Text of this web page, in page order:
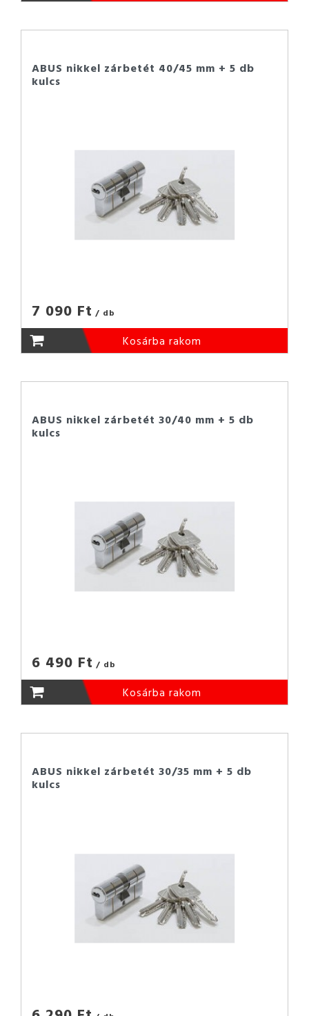
ABUS nikkel zárbetét 40/45 mm + 5 db
kulcs
7 090 Ft / db
Kosárba rakom
ABUS nikkel zárbetét 30/40 mm + 5 db
kulcs
6 490 Ft / db
Kosárba rakom
ABUS nikkel zárbetét 30/35 mm + 5 db
kulcs